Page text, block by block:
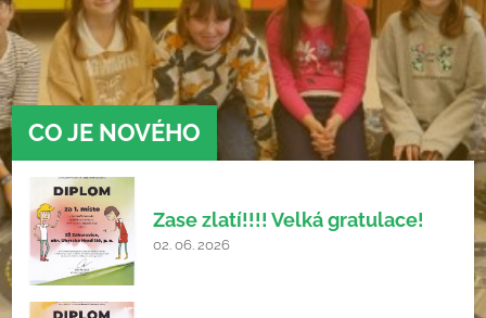
CO JE NOVÉHO
Zase zlatí!!!! Velká gratulace!
02. 06. 2026